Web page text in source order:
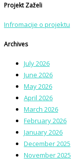
Projekt Zaželi
Infromacije o projektu
Archives
July 2026
June 2026
May 2026
April 2026
March 2026
February 2026
January 2026
December 2025
November 2025